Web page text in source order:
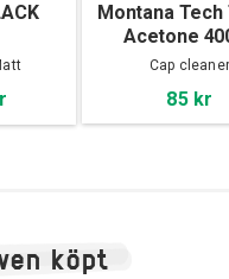
Montana Tech
Acetone
Cap cleaner
85 kr
köpt